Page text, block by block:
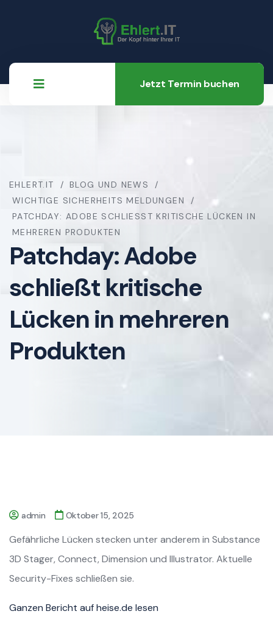
Jetzt Termin buchen
EHLERT.IT
BLOG UND NEWS
WICHTIGE SICHERHEITS MELDUNGEN
PATCHDAY: ADOBE SCHLIESST KRITISCHE LÜCKEN IN M
EHREREN PRODUKTEN
Patchday: Adobe
schließt kritische
Lücken in mehreren
Produkten
admin Oktober 15, 2025
Gefährliche Lücken stecken unter anderem in Substance
3D Stager, Connect, Dimension und Illustrator. Aktuelle
Security-Fixes schließen sie.
Ganzen Bericht auf heise.de lesen